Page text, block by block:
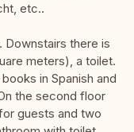
etc..
Downstairs there is
meters), a toilet.
in Spanish and
the second floor
guests and two